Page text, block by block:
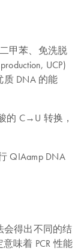
二甲苯、免洗脱
UCP)
质 DNA 的能
的 C→U 转换，
QIAamp DNA
会得出不同的结
味着 PCR 性能